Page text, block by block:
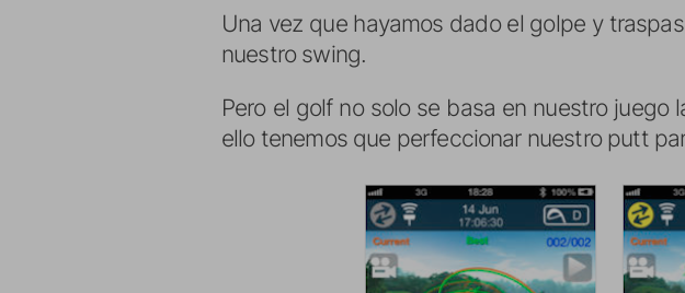
Una vez que hayamos dado el golpe y
nuestro swing.
Pero el golf no solo se basa en nuestro
ello tenemos que perfeccionar nuestro putt